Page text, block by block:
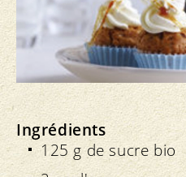
Ingrédients
125 g de sucre bio